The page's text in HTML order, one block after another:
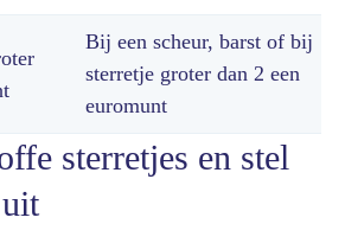
Bij een scheur, barst of bij
sterretje groter dan 2 een
euromunt
sterretjes en stel